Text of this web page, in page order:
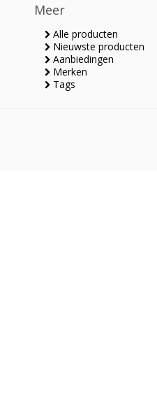
Meer
Alle producten
Nieuwste producten
Aanbiedingen
Merken
Tags